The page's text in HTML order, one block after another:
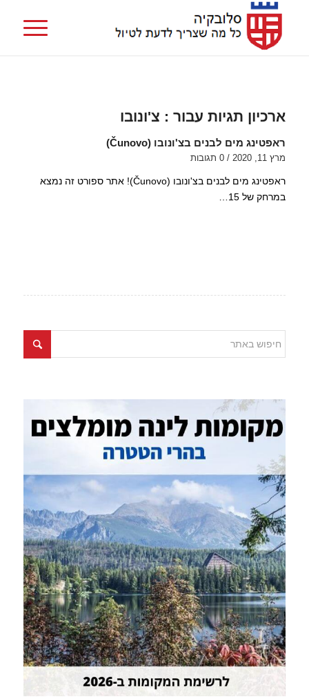
ארכיון תגיות עבור : צ'ונובו
ראפטינג מים לבנים בצ'ונובו (Čunovo)
מרץ 11, 2020 / 0 תגובות
ראפטינג מים לבנים בצ'ונובו (Čunovo)! אתר ספורט זה נמצא
במרחק של 15…